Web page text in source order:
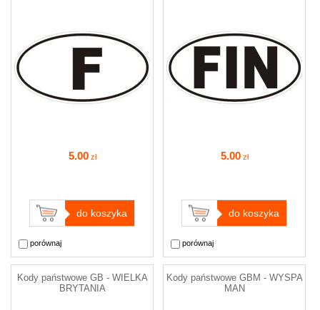
5.00 zł
do koszyka
porównaj
5.00 zł
do koszyka
porównaj
Kody państwowe GB - WIELKA
BRYTANIA
Kody państwowe GBM - WYSPA
MAN